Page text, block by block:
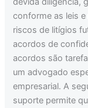
conforme as leis
riscos de litígios
acordos de
acordos são
um advogado
empresarial. A
suporte permite